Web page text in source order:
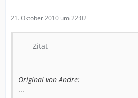
21. Oktober 2010 um 22:02
Zitat
Original von Andre:
...